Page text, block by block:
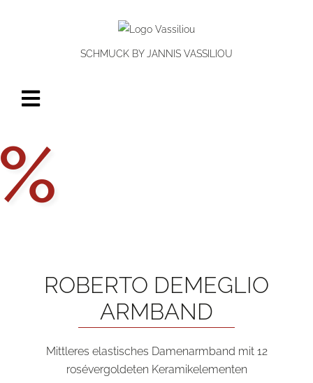
SCHMUCK BY JANNIS VASSILIOU
ROBERTO DEMEGLIO
ARMBAND
Mittleres elastisches Damenarmband mit 12
rosévergoldeten Keramikelementen